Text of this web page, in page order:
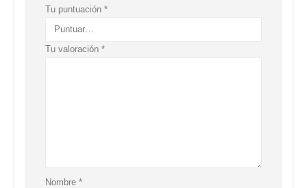
Tu puntuación *
Tu valoración *
Nombre *